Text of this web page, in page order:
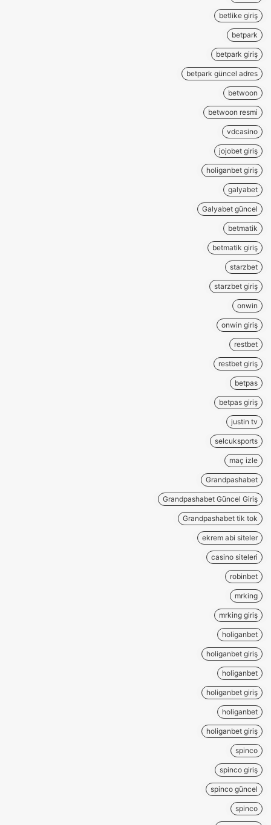
betlike giriş
betpark
betpark giriş
betpark güncel adres
betwoon
betwoon resmi
vdcasino
jojobet giriş
holiganbet giriş
galyabet
Galyabet güncel
betmatik
betmatik giriş
starzbet
starzbet giriş
onwin
onwin giriş
restbet
restbet giriş
betpas
betpas giriş
justin tv
selcuksports
maç izle
Grandpashabet
Grandpashabet Güncel Giriş
Grandpashabet tik tok
ekrem abi siteler
casino siteleri
robinbet
mrking
mrking giriş
holiganbet
holiganbet giriş
holiganbet
holiganbet giriş
holiganbet
holiganbet giriş
spinco
spinco giriş
spinco güncel
spinco